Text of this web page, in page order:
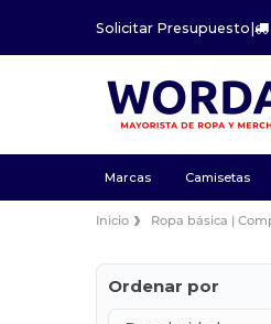
Solicitar Presupuesto|
Marcas Camisetas
Inicio Ropa básica |
Ordenar por